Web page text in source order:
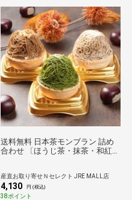
送料無料 日本茶モンブラン 詰め
合わせ 〔ほうじ茶・抹茶・和紅
産直お取り寄せＮセレクト JRE MALL店
4,130 円 (税込)
38ポイント